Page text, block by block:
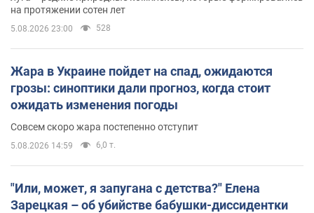
на протяжении сотен лет
5.08.2026 23:00 528
Жара в Украине пойдет на спад, ожидаются
грозы: синоптики дали прогноз, когда стоит
ожидать изменения погоды
Совсем скоро жара постепенно отступит
5.08.2026 14:59 6,0 т.
"Или, может, я запугана с детства?" Елена
Зарецкая – об убийстве бабушки-диссидентки